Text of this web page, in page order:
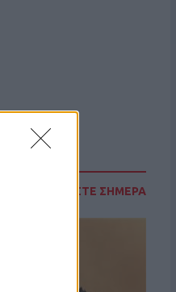
ΔΙΑΒΑΣΤΕ ΣΗΜΕΡΑ